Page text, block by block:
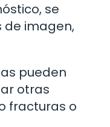
se
de imagen,
pueden
otras
fracturas o